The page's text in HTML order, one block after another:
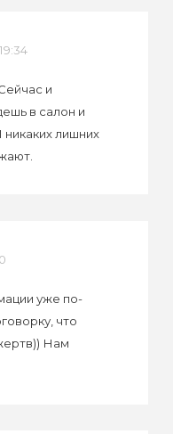
и
в салон и
лишних
уже по-
что
Нам